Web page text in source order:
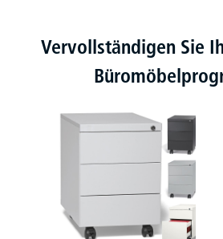
Produktgalerie überspringen
Vervollständigen Sie